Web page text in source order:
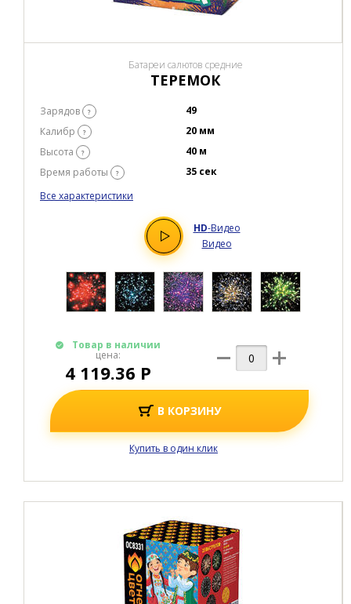
Батареи салютов средние
ТЕРЕМОК
Зарядов ?
49
Калибр
?
20 мм
Высота
?
40 м
Время работы
?
35 сек
Все характеристики
HD-Видео
Видео
Товар в наличии
цена:
4 119.36 Р
В КОРЗИНУ
Купить в один клик